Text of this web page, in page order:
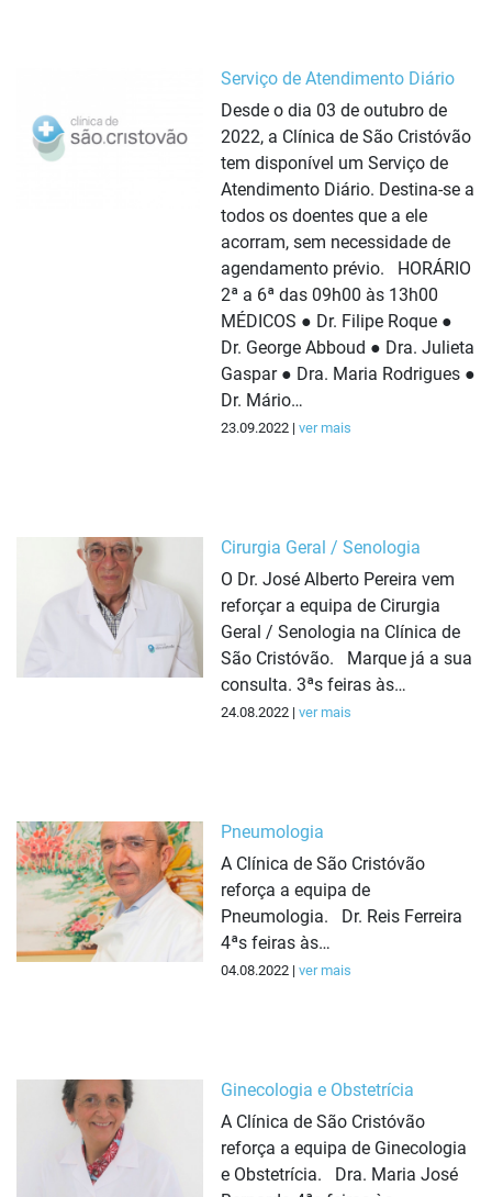
Serviço de Atendimento Diário
Desde o dia 03 de outubro de
2022, a Clínica de São Cristóvão
tem disponível um Serviço de
Atendimento Diário. Destina-se a
todos os doentes que a ele
acorram, sem necessidade de
agendamento prévio. HORÁRIO
2ª a 6ª das 09h00 às 13h00
MÉDICOS ● Dr. Filipe Roque ●
Dr. George Abboud ● Dra. Julieta
Gaspar ● Dra. Maria Rodrigues ●
Dr. Mário…
23.09.2022 | ver mais
Cirurgia Geral / Senologia
O Dr. José Alberto Pereira vem
reforçar a equipa de Cirurgia
Geral / Senologia na Clínica de
São Cristóvão. Marque já a sua
consulta. 3ªs feiras às…
24.08.2022 | ver mais
Pneumologia
A Clínica de São Cristóvão
reforça a equipa de
Pneumologia. Dr. Reis Ferreira
4ªs feiras às…
04.08.2022 | ver mais
Ginecologia e Obstetrícia
A Clínica de São Cristóvão
reforça a equipa de Ginecologia
e Obstetrícia. Dra. Maria José